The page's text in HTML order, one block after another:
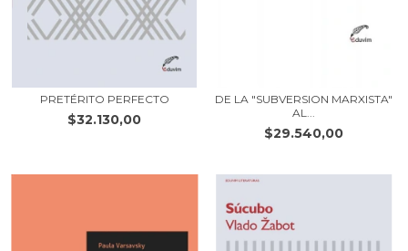
PRETÉRITO PERFECTO
$32.130,00
DE LA "SUBVERSION MARXISTA"
AL...
$29.540,00